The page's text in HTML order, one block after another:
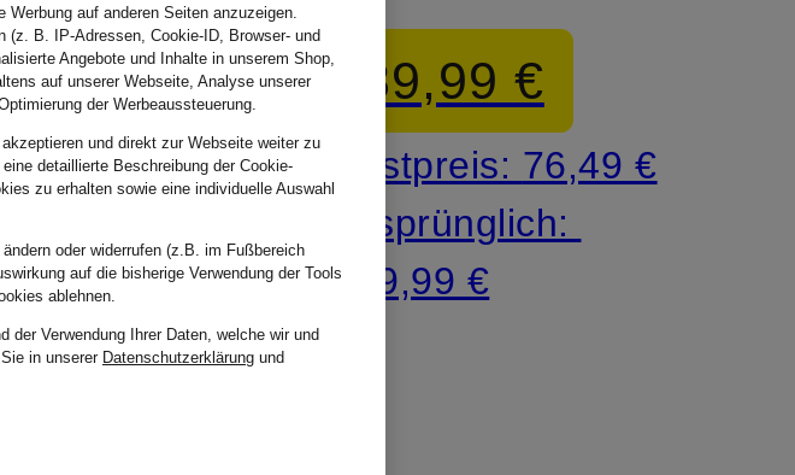
Slim
€
76,49 €
Fit
89,99 €
Bestpreis: 76,49 €
Ursprünglich:
159,99 €
auf anderen Seiten anzuzeigen.
(z. B. IP-Adressen, Cookie-ID, Browser- und
Angebote und Inhalte in unserem Shop,
auf unserer Webseite, Analyse unserer
der Werbeaussteuerung.
und direkt zur Webseite weiter zu
detaillierte Beschreibung der Cookie-
zu erhalten sowie eine individuelle Auswahl
oder widerrufen (z.B. im Fußbereich
auf die bisherige Verwendung der Tools
ablehnen.
der Verwendung Ihrer Daten, welche wir und
in unserer Datenschutzerklärung und